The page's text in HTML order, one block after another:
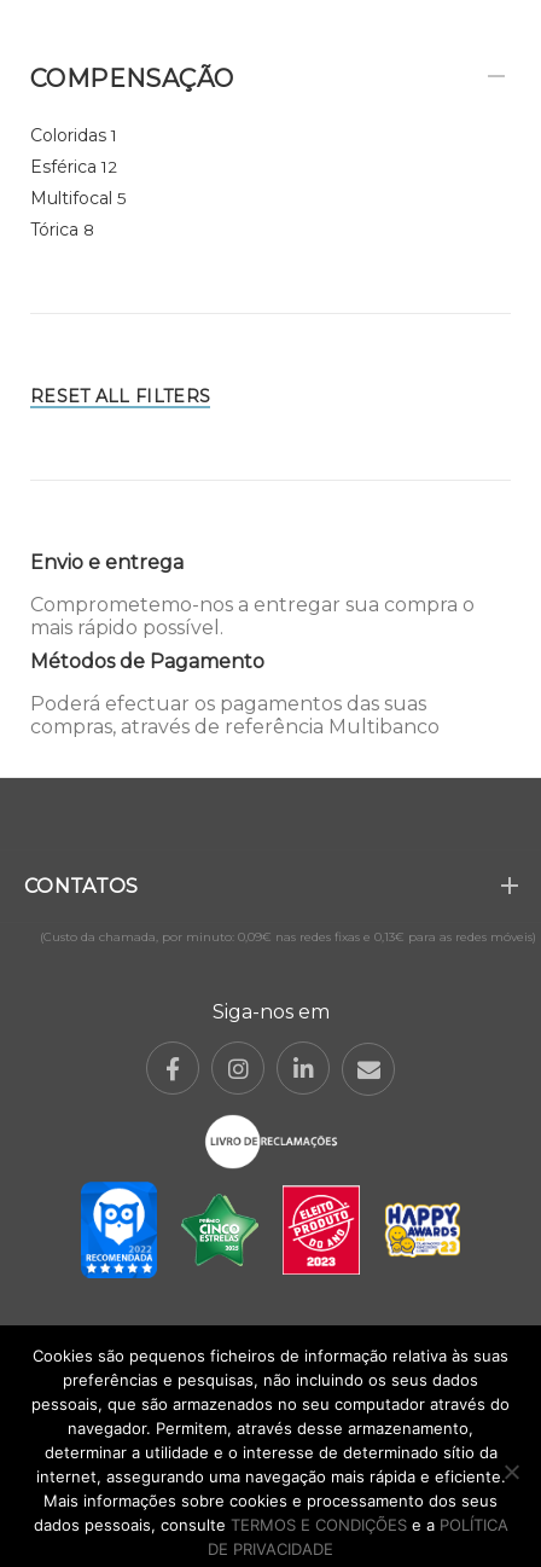
COMPENSAÇÃO
Coloridas 1
Esférica 12
Multifocal 5
Tórica 8
RESET ALL FILTERS
Envio e entrega
Comprometemo-nos a entregar sua compra o
mais rápido possível.
Métodos de Pagamento
Poderá efectuar os pagamentos das suas
compras, através de referência Multibanco
CONTATOS
(Custo da chamada, por minuto: 0,09€ nas redes fixas e 0,13€ para as redes móveis)
Siga-nos em
POLÍTICA DE PRIVACIDADE|TERMOS E CONDIÇÕESlCONDIÇÕES
GERAIS DE VENDA| Alberto Oculista, SA 2026. Todos os direitos reservados.
Cookies são pequenos ficheiros de informação relativa às suas
preferências e pesquisas, não incluindo os seus dados
pessoais, que são armazenados no seu computador através do
navegador. Permitem, através desse armazenamento,
determinar a utilidade e o interesse de determinado sítio da
internet, assegurando uma navegação mais rápida e eficiente.
Mais informações sobre cookies e processamento dos seus
dados pessoais, consulte TERMOS E CONDIÇÕESe a POLÍTICA
DE PRIVACIDADE